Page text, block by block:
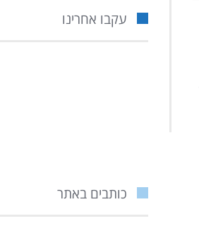
עקבו אחרינו
כותבים באתר